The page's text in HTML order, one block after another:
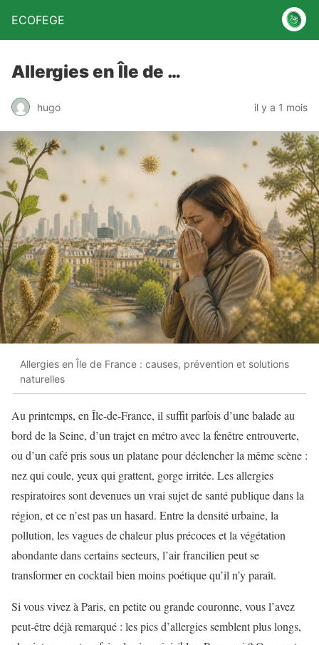
ECOFEGE
Allergies en Île de …
hugo il y a 1 mois
Allergies en Île de France : causes, prévention et solutions
naturelles
Au printemps, en Île-de-France, il suffit parfois d’une balade au
bord de la Seine, d’un trajet en métro avec la fenêtre entrouverte,
ou d’un café pris sous un platane pour déclencher la même scène :
nez qui coule, yeux qui grattent, gorge irritée. Les allergies
respiratoires sont devenues un vrai sujet de santé publique dans la
région, et ce n’est pas un hasard. Entre la densité urbaine, la
pollution, les vagues de chaleur plus précoces et la végétation
abondante dans certains secteurs, l’air francilien peut se
transformer en cocktail bien moins poétique qu’il n’y paraît.
Si vous vivez à Paris, en petite ou grande couronne, vous l’avez
peut-être déjà remarqué : les pics d’allergies semblent plus longs,